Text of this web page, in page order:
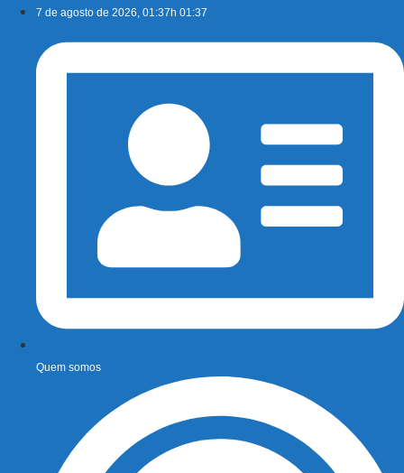
conteúdo
7 de agosto de 2026, 01:37h 01:37
Quem somos